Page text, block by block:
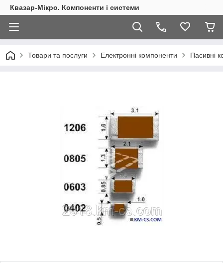
Квазар-Мікро. Компоненти і системи
Товари та послуги Електронні компоненти Пасивні